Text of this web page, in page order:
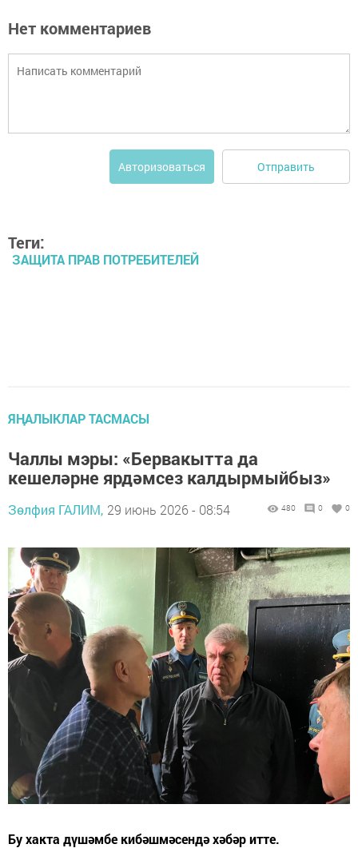
Нет комментариев
Авторизоваться Отправить
Теги:
ЗАЩИТА ПРАВ ПОТРЕБИТЕЛЕЙ
ЯҢАЛЫКЛАР ТАСМАСЫ
Чаллы мэры: «Бервакытта да
кешеләрне ярдәмсез калдырмыйбыз»
Зөлфия ГАЛИМ, 29 июнь 2026 - 08:54 480 0 0
Бу хакта дүшәмбе кибәшмәсендә хәбәр итте.